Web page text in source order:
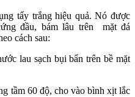
tẩy trắng hiệu quả. Nó được
đầu, bám lâu trên mặt đá
cách sau:
lau sạch bụi bẩn trên bề mặt
tầm 60 độ, cho vào bình xịt lắc